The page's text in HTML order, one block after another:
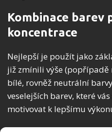
Kombinace barev
koncentrace
Nejlepší je použít jako
již zmínili výše (popřípadě
bílé, rovněž neutrální
veselejších barev, které
motivovat k lepšímu